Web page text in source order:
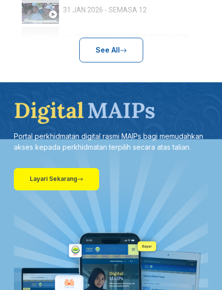
31 JAN 2026 - SEMASA 12
25 JANUARI 2026 - KANTA 744 PAGI
17 OKT 2025- BERITA PERDANA- FESTIVAL IDEA PERLIS PACU TEKNOLOGI DAN INOVASI KEPADA MASYARAKAT
See All
Portal perkhidmatan digital rasmi MAIPs bagi memudahkan
akses kepada perkhidmatan terpilih secara atas talian.
Layari Sekarang